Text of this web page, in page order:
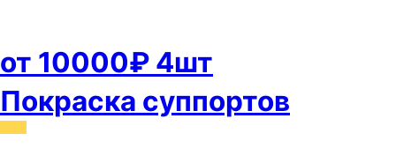
от 10000₽ 4шт
Покраска суппортов